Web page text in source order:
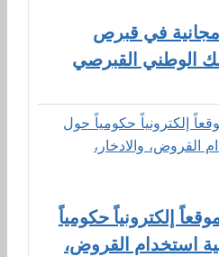
في قبرص
الوطني القبرصي
إلكترونياً حكومياً
استخدام القروض،